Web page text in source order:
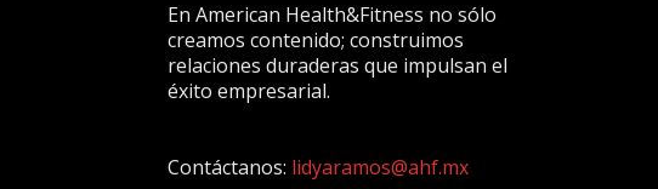
En American Health&Fitness no sólo
creamos contenido; construimos
relaciones duraderas que impulsan el
éxito empresarial.
Contáctanos: lidyaramos@ahf.mx